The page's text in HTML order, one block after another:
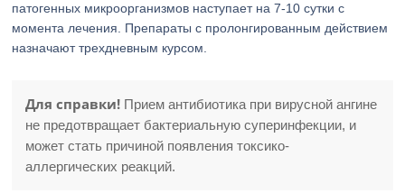
патогенных микроорганизмов наступает на 7-10 сутки с
момента лечения. Препараты с пролонгированным действием
назначают трехдневным курсом.
Для справки! Прием антибиотика при вирусной ангине
не предотвращает бактериальную суперинфекции, и
может стать причиной появления токсико-
аллергических реакций.